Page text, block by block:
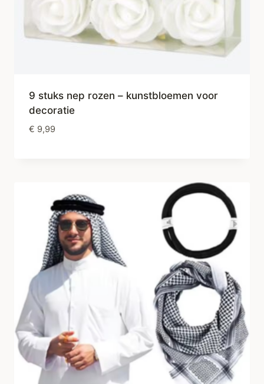
9 stuks nep rozen – kunstbloemen voor
decoratie
€ 9,99